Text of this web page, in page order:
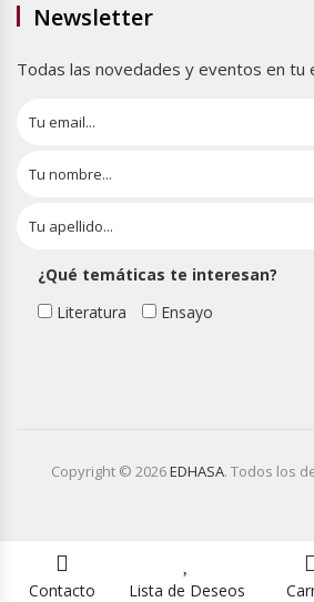
Newsletter
Todas las novedades y eventos en tu
¿Qué temáticas te interesan?
Literatura
Ensayo
Copyright © 2026EDHASA. Todos los
Contacto Lista de Deseos